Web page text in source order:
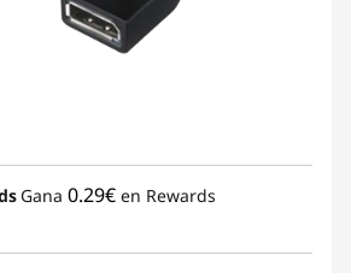
Gana 0.29€ en Rewards